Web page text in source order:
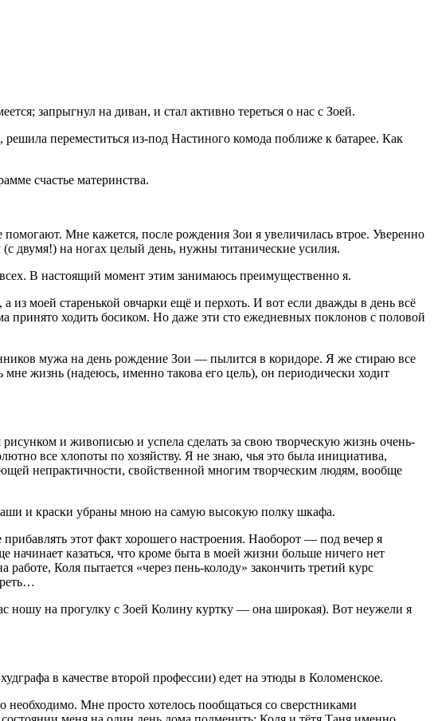
запрыгнул на диван, и стал активно тереться о нас с Зоей.
переместиться из-под Настиного комода поближе к батарее. Как
счастье материнства.
Мне кажется, после рождения Зои я увеличилась втрое. Уверенно
(с двумя!) на ногах целый день, нужны титанические усилия.
В настоящий момент этим занимаюсь преимущественно я.
моей старенькой овчарки ещё и перхоть. И вот если дважды в день всё
принято ходить босиком. Но даже эти сто ежедневных поклонов с половой
мужа на день рождение Зои — пылится в коридоре. Я же стираю все
жизнь (надеюсь, именно такова его цель), он периодически ходит
и живописью и успела сделать за свою творческую жизнь очень-
все хлопоты по хозяйству. Я не знаю, чья это была инициатива,
непрактичности, свойственной многим творческим людям, вообще
и краски убраны мною на самую высокую полку шкафа.
этот факт хорошего настроения. Наоборот — под вечер я
начинает казаться, что кроме быта в моей жизни больше ничего нет
Коля пытается «через пень-колоду» закончить третий курс
ношу на прогулку с Зоей Колину куртку — она широкая). Вот неужели я
в качестве второй профессии) едет на этюды в Коломенское.
Мне просто хотелось пообщаться со сверстниками